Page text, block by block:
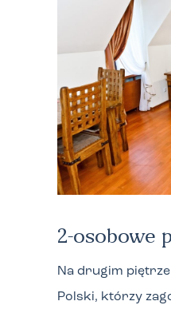
2-osobowe
Na drugim
Polski, którzy